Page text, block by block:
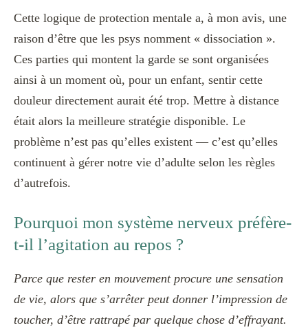
Cette logique de protection mentale a, à mon avis, une
raison d’être que les psys nomment « dissociation ».
Ces parties qui montent la garde se sont organisées
ainsi à un moment où, pour un enfant, sentir cette
douleur directement aurait été trop. Mettre à distance
était alors la meilleure stratégie disponible. Le
problème n’est pas qu’elles existent — c’est qu’elles
continuent à gérer notre vie d’adulte selon les règles
d’autrefois.
Pourquoi mon système nerveux préfère-
t-il l’agitation au repos ?
Parce que rester en mouvement procure une sensation
de vie, alors que s’arrêter peut donner l’impression de
toucher, d’être rattrapé par quelque chose d’effrayant.